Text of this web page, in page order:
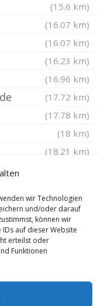
wir Technologien
und/oder darauf
können wir
auf dieser Website
erteilst oder
Funktionen
(15.6 km)
(16.07 km)
(16.07 km)
(16.23 km)
(16.96 km)
(17.72 km)
(17.78 km)
(18 km)
(18.21 km)
(19.2 km)
(19.37 km)
(19.45 km)